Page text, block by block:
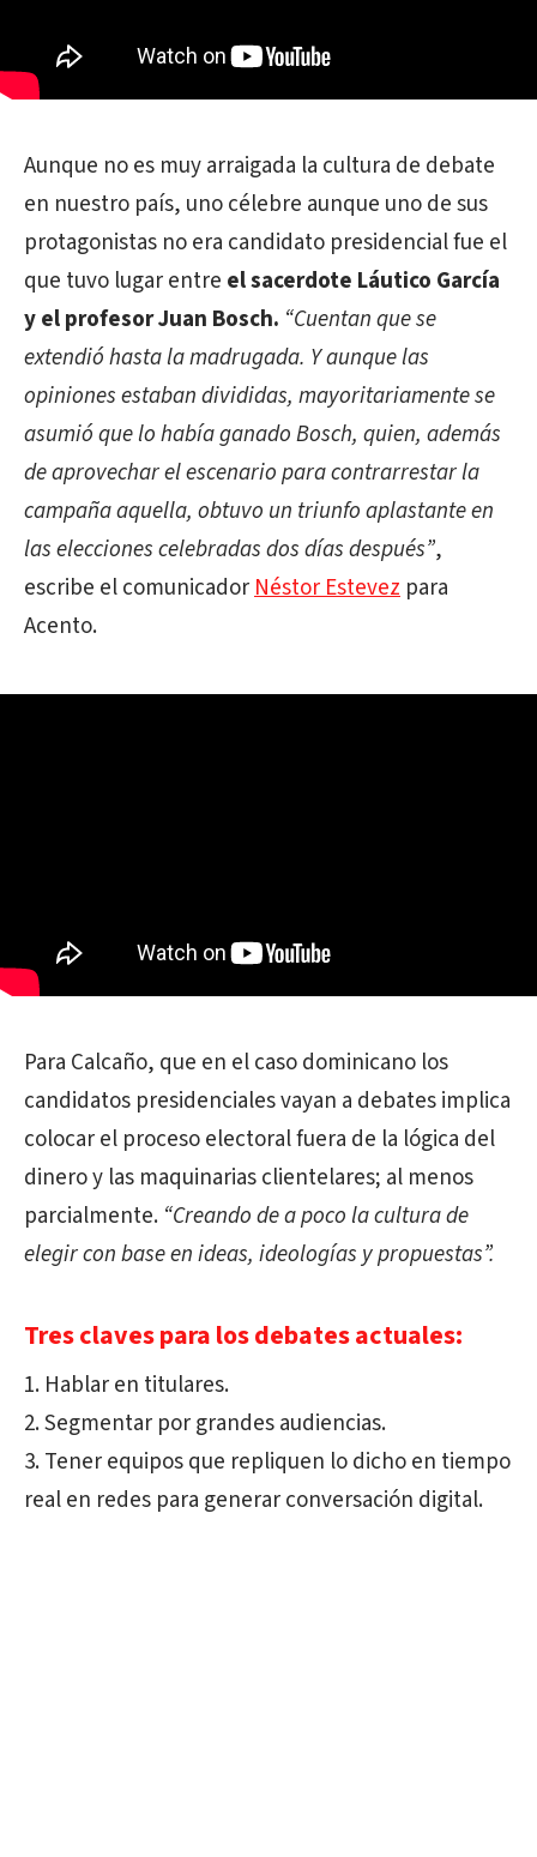
Aunque no es muy arraigada la cultura de debate
en nuestro país, uno célebre aunque uno de sus
protagonistas no era candidato presidencial fue el
que tuvo lugar entre el sacerdote Láutico García
y el profesor Juan Bosch. “Cuentan que se
extendió hasta la madrugada. Y aunque las
opiniones estaban divididas, mayoritariamente se
asumió que lo había ganado Bosch, quien, además
de aprovechar el escenario para contrarrestar la
campaña aquella, obtuvo un triunfo aplastante en
las elecciones celebradas dos días después”,
escribe el comunicadorNéstor Estevez para
Acento.
Para Calcaño, que en el caso dominicano los
candidatos presidenciales vayan a debates implica
colocar el proceso electoral fuera de la lógica del
dinero y las maquinarias clientelares; al menos
parcialmente. “Creando de a poco la cultura de
elegir con base en ideas, ideologías y propuestas”.
Tres claves para los debates actuales:
Hablar en titulares.
Segmentar por grandes audiencias.
Tener equipos que repliquen lo dicho en tiempo
real en redes para generar conversación digital.